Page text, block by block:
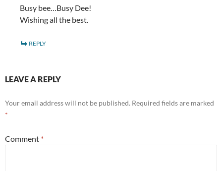
Busy bee…Busy Dee!
Wishing all the best.
REPLY
LEAVE A REPLY
Your email address will not be published. Required fields are marked
*
Comment *